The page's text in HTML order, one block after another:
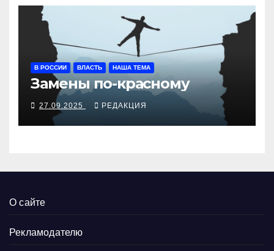
В РОССИИ ВЛАСТЬ НАША ТЕМА
Замены по-красному
27.09.2025 РЕДАКЦИЯ
О сайте
Рекламодателю